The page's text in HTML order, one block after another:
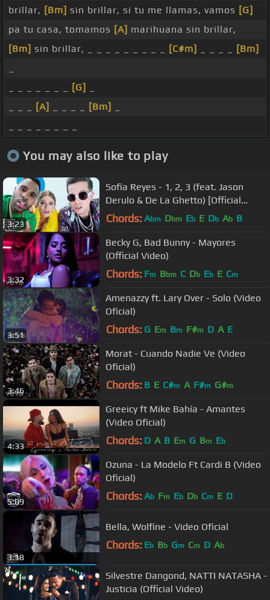
brillar, [Bm] sin brillar, si tu me llamas, vamos [G]
pa tu casa, tomamos [A] marihuana sin brillar,
[Bm] sin brillar, _ _ _ _ _ _ _ _ _ [C#m]
[Bm]
[G]
[A] [Bm]
You may also like to play
3:23
Sofia Reyes - 1, 2, 3 (feat. Jason
Derulo & De La Ghetto) [Official
Video]
Chords: Abm Dbm Eb E Db Ab B
3:32
Becky G, Bad Bunny - Mayores
(Official Video)
Chords: Fm Bbm C Db Eb E Cm
3:51
Amenazzy ft. Lary Over - Solo (Video
Oficial)
Chords: G Em Bm F#m D A E
3:46
Morat - Cuando Nadie Ve (Video
Oficial)
Chords: B E C#m A F#m G#m
4:33
Greeicy ft Mike Bahía - Amantes
(Video Oficial)
Chords: D A B Em G Bm Eb
5:09
Ozuna - La Modelo Ft Cardi B (Video
Oficial)
Chords: Ab Fm Eb Db Cm E D
3:18
Bella, Wolfine - Video Oficial
Chords: Eb Bb Gm Cm D Ab
Silvestre Dangond, NATTI NATASHA -
Justicia (Official Video)